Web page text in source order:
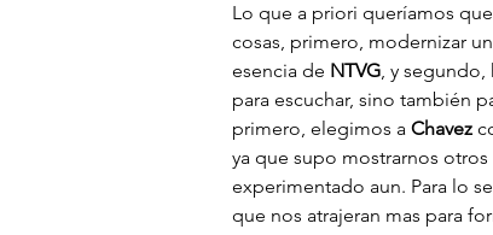
Lo que a priori queríamos
cosas, primero, modernizar
esencia de NTVG, y segundo,
para escuchar, sino también
primero, elegimos a Chavez
ya que supo mostrarnos
experimentado aun. Para lo
que nos atrajeran mas para